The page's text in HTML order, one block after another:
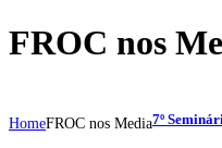
FROC nos
HomeFROC nos Media7º